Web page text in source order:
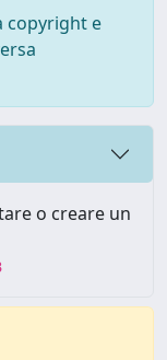
copyright e
o creare un